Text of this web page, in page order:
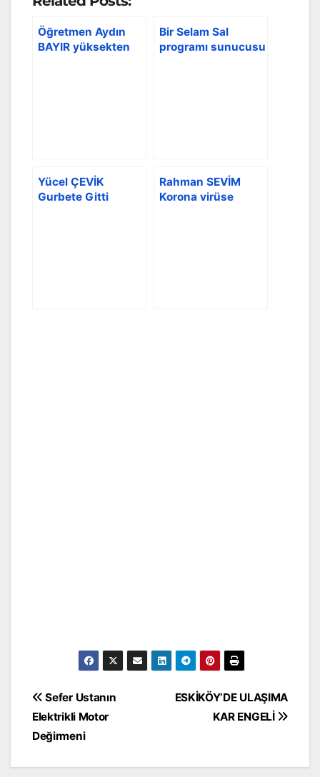
Öğretmen Aydın
BAYIR yüksekten
Bir Selam Sal
programı sunucusu
Yücel ÇEVİK
Gurbete Gitti
Rahman SEVİM
Korona virüse
Yazı
gezinmesi
ESKİKÖY’DE ULAŞIMA
KAR ENGELİ
Sefer Ustanın
Elektrikli Motor
Değirmeni